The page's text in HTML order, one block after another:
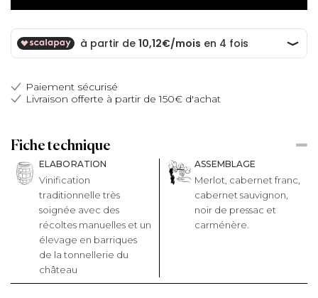
Paiement sécurisé
Livraison offerte à partir de 150€ d'achat
Fiche technique
ELABORATION
Vinification
traditionnelle très
soignée avec des
récoltes manuelles et un
élevage en barriques
de la tonnellerie du
château
ASSEMBLAGE
Merlot, cabernet franc,
cabernet sauvignon,
noir de pressac et
carménère.